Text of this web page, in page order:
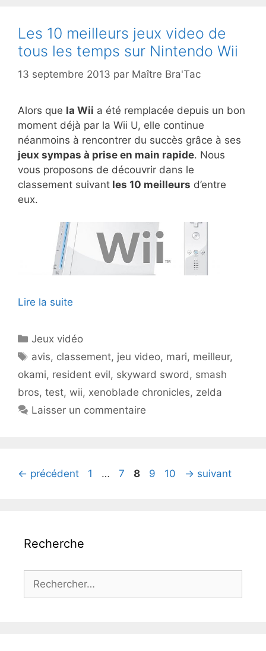
Les 10 meilleurs jeux video de
tous les temps sur Nintendo Wii
13 septembre 2013 par Maître Bra'Tac
Alors que la Wii a été remplacée depuis un bon
moment déjà par la Wii U, elle continue
néanmoins à rencontrer du succès grâce à ses
jeux sympas à prise en main rapide. Nous
vous proposons de découvrir dans le
classement suivant les 10 meilleurs d’entre
eux.
Lire la suite
Catégories
Jeux vidéo
Étiquettes
avis, classement, jeu video, mari, meilleur,
okami, resident evil, skyward sword , smash
bros, test, wii, xenoblade chronicles, zelda
Laisser un commentaire
← précédent Page
1 … Page
7 Page
8 Page
9 Page
10 → suivant
Recherche